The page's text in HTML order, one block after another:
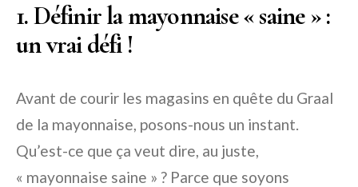
1. Définir la mayonnaise « saine » :
un vrai défi !
Avant de courir les magasins en quête du Graal
de la mayonnaise, posons-nous un instant.
Qu’est-ce que ça veut dire, au juste,
« mayonnaise saine » ? Parce que soyons